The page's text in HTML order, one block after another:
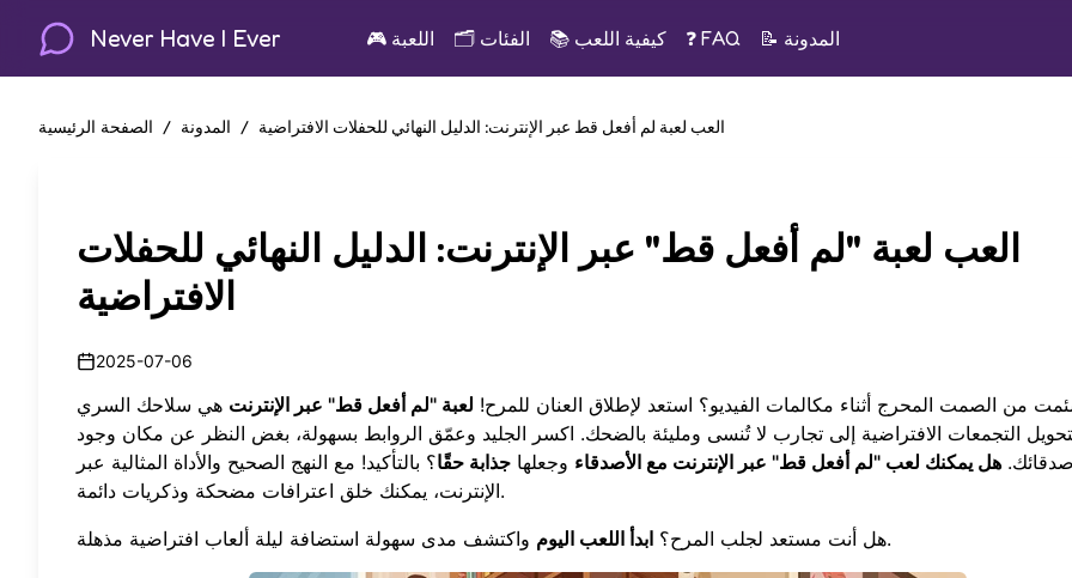
Never Have I Ever 🎮 اللعبة 🗂️ الفئات 📚 كيفية اللعب ❓ FAQ 📝 المدونة
الصفحة الرئيسية / المدونة / العب لعبة لم أفعل قط عبر الإنترنت: الدليل النهائي للحفلات الافتراضية
العب لعبة "لم أفعل قط" عبر الإنترنت: الدليل النهائي للحفلات
الافتراضية
2025-07-06
من الصمت المحرج أثناء مكالمات الفيديو؟ استعد لإطلاق العنان للمرح! لعبة "لم أفعل قط" عبر الإنترنت هي سلاحك السري
التجمعات الافتراضية إلى تجارب لا تُنسى ومليئة بالضحك. اكسر الجليد وعمّق الروابط بسهولة، بغض النظر عن مكان وجود
هل يمكنك لعب "لم أفعل قط" عبر الإنترنت مع الأصدقاء وجعلها جذابة حقًا؟ بالتأكيد! مع النهج الصحيح والأداة المثالية عبر
الإنترنت، يمكنك خلق اعترافات مضحكة وذكريات دائمة.
هل أنت مستعد لجلب المرح؟ ابدأ اللعب اليوم واكتشف مدى سهولة استضافة ليلة ألعاب افتراضية مذهلة.